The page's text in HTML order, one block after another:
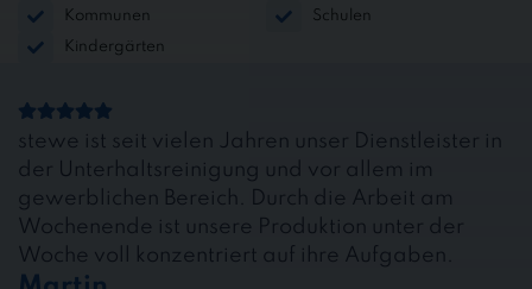
Kommunen
Schulen
Kindergärten
stewe ist seit vielen Jahren unser Dienstleister in
der Unterhaltsreinigung und vor allem im
gewerblichen Bereich. Durch die Arbeit am
Wochenende ist unsere Produktion unter der
Woche voll konzentriert auf ihre Aufgaben.